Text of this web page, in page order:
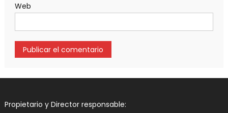
Web
Propietario y Director responsable: